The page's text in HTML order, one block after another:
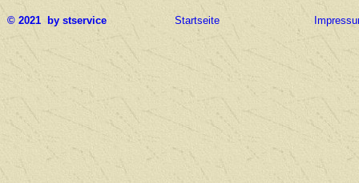
© 2021 by stservice Startseite